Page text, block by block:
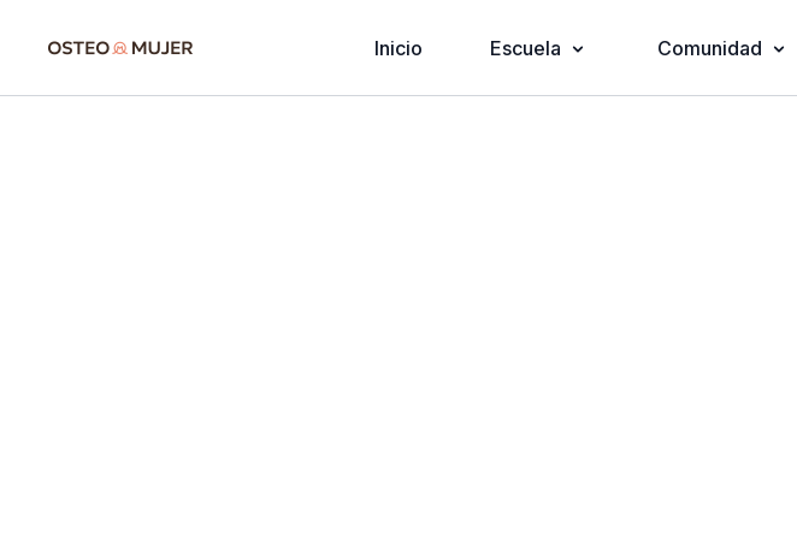
Inicio Escuela Comunidad